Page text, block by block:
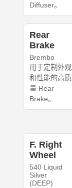
Diffuser。
Rear
Brake
Brembo
用于定制外观
和性能的高质
量 Rear
Brake。
F. Right
Wheel
540 Liquid
Silver
(DEEP)